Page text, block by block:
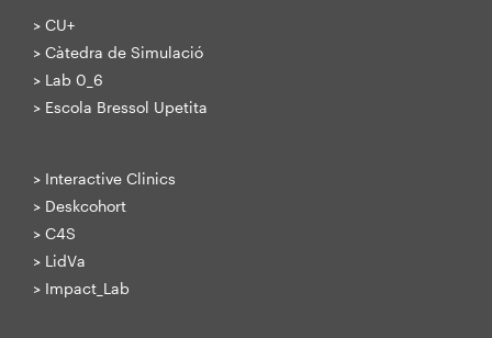
> CU+
> Càtedra de Simulació
> Lab 0_6
> Escola Bressol Upetita
> Interactive Clinics
> Deskcohort
> C4S
> LidVa
> Impact_Lab